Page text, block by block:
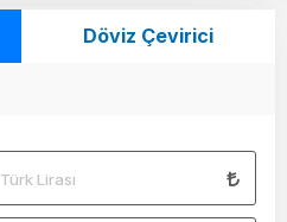
Döviz Çevirici
Türk Lirası